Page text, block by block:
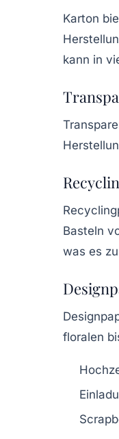
Karton
kann in
Basteln
was es
floralen